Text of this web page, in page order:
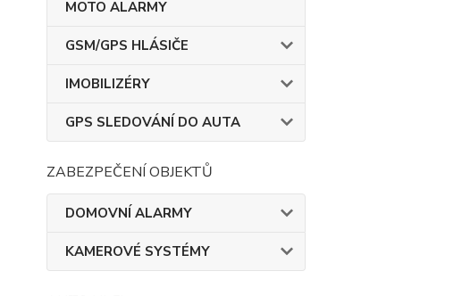
MOTO ALARMY
GSM/GPS HLÁSIČE
IMOBILIZÉRY
GPS SLEDOVÁNÍ DO AUTA
ZABEZPEČENÍ OBJEKTŮ
DOMOVNÍ ALARMY
KAMEROVÉ SYSTÉMY